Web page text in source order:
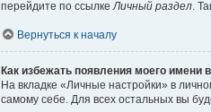
перейдите по ссылке Личный раздел .
Вернуться к началу
Как избежать появления моего имени
На вкладке «Личные настройки» в
самому себе. Для всех остальных вы